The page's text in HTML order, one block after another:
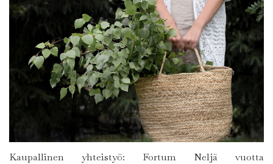
Kaupallinen yhteistyö: Fortum Neljä vuotta